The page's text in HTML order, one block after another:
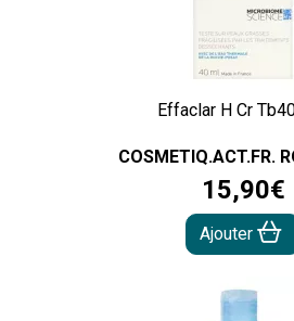
Effaclar H Cr
COSMETIQ.ACT.FR.
15,90€
Ajouter